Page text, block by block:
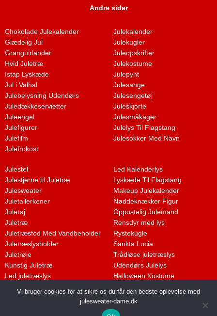
Andre sider
Chokolade Julekalender
Glædelig Jul
Granguirlander
Hvid Juletræ
Istap Lyskæde
Jul i Valhal
Julebelysning Udendørs
Juledækkeservietter
Juleengel
Julefigurer
Julefilm
Julefrokost
Julekalender
Julekugler
Juleopskrifter
Julekostume
Julepynt
Julesange
Julesengetøj
Juleskjorte
Julesmåkager
Julelys Til Flagstang
Julesokker Med Navn
Julestel
Julestjerne til Juletræ
Julesweater
Juletallerkener
Juletøj
Juletræ
Juletræsfod Med Vandbeholder
Juletræslysholder
Juletrøje
Kunstig Juletræ
Led juletræslys
Led Kalenderlys
Lyskæde Til Flagstang
Makeup Julekalender
Nøddeknækker Figur
Oppustelig Julemand
Rensdyr med lys
Rystekugle
Sankta Lucia
Trådløse juletræslys
Udendørs Julelys
Halloween Kostume
Dette medie ejes og drives af Tropic Traffic LLC-FZ | The Meydan Hotel,
Grandstand, 6th floor, Nad Al Sheba | Dubai | UAE
Vi bruger cookies for at sikre os du får den bedste oplevelse med
julesweater-dame.dk